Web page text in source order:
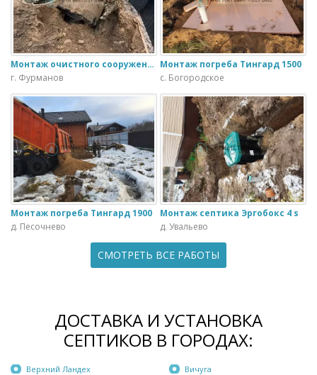
Монтаж очистного сооружения Тверь - 1.1ПН в загородном доме
г. Фурманов
Монтаж погреба Тингард 1500
с. Богородское
Монтаж погреба Тингард 1900
д. Песочнево
Монтаж септика Эргобокс 4 s
д. Увальево
СМОТРЕТЬ ВСЕ РАБОТЫ
ДОСТАВКА И УСТАНОВКА
СЕПТИКОВ В ГОРОДАХ:
Верхний Ландех Вичуга